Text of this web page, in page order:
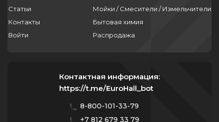
Статьи
Контакты
Войти
Мойки / Смесители / Измельчители
Бытовая химия
Распродажа
Контактная информация:
https://t.me/EuroHall_bot
8-800-101-33-79
+7 812 679 33 79